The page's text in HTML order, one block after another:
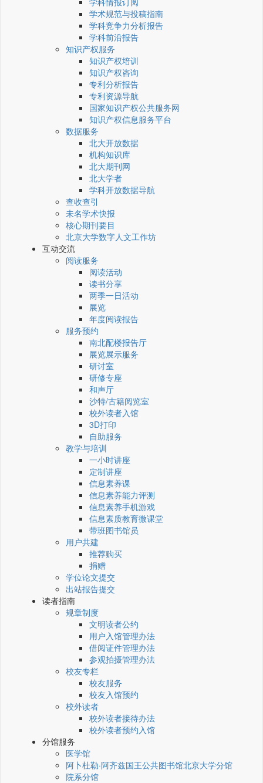
学术规范与投稿指南
学科竞争力分析报告
学科前沿报告
知识产权服务
知识产权培训
知识产权咨询
专利分析报告
专利资源导航
国家知识产权公共服务网
知识产权信息服务平台
数据服务
北大开放数据
机构知识库
北大期刊网
北大学者
学科开放数据导航
查收查引
未名学术快报
核心期刊要目
北京大学数字人文工作坊
互动交流
阅读服务
阅读活动
读书分享
两季一日活动
展览
年度阅读报告
服务预约
南北配楼报告厅
展览展示服务
研讨室
研修专座
和声厅
沙特/古籍阅览室
校外读者入馆
3D打印
自助服务
教学与培训
一小时讲座
定制讲座
信息素养课
信息素养能力评测
信息素养手机游戏
信息素质教育微课堂
带班图书馆员
用户共建
推荐购买
捐赠
学位论文提交
出站报告提交
读者指南
规章制度
文明读者公约
用户入馆管理办法
借阅证件管理办法
参观拍摄管理办法
校友专栏
校友服务
校友入馆预约
校外读者
校外读者接待办法
校外读者预约入馆
分馆服务
医学馆
阿卜杜勒·阿齐兹国王公共图书馆北京大学分馆
院系分馆